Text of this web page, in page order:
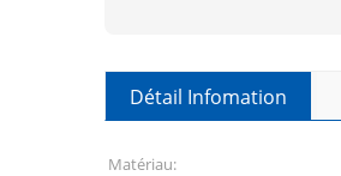
Détail Infomation
Matériau: